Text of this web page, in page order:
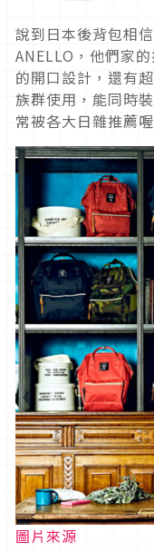
說到日本後背包相
ANELLO，他們家
的開口設計，還有
族群使用，能同時
常被各大日雜推薦喔
圖片來源